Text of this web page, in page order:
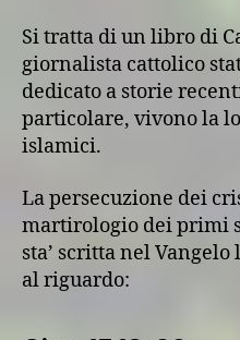
Si tratta di un libro di
giornalista cattolico
dedicato a storie
particolare, vivono la
islamici.
La persecuzione dei
martirologio dei primi
sta’ scritta nel Vangelo
al riguardo: